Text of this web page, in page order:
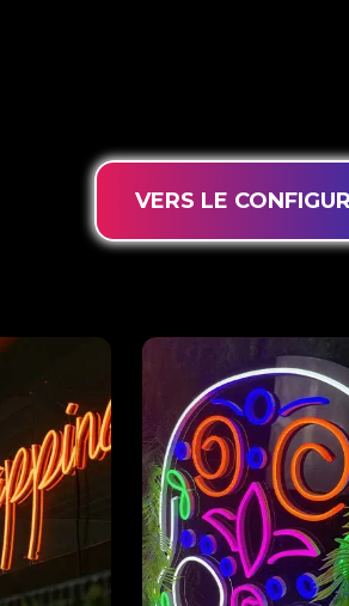
du développement, de
d’éclairage innovante
d’une durée de vie extra longue
VERS LE